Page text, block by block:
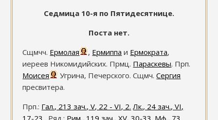
Седмица 10-я по Пятидесятнице.
Поста нет.
Сщмчч. Ермолая , Ермиппа и Ермократа,
иереев Никомидийских. Прмц. Параскевы. Прп.
Моисея
Угрина, Печерского. Сщмч.Сергия
пресвитера.
Прп.: Гал., 213 зач., V, 22 - VI, 2. Лк., 24 зач., VI,
17-23 . Ряд.: Рим., 119 зач., XV, 30-33. Мф., 73